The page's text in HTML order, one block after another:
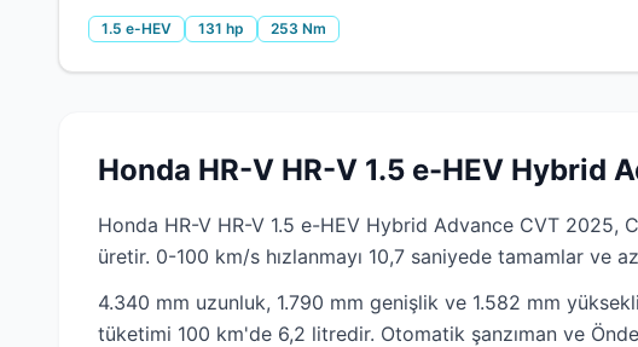
1.5 e-HEV 131 hp 253 Nm
Honda HR-V HR-V 1.5 e-HEV Hybrid
Honda HR-V HR-V 1.5 e-HEV Hybrid Advance CVT 2025,
üretir. 0-100 km/s hızlanmayı 10,7 saniyede tamamlar ve
4.340 mm uzunluk, 1.790 mm genişlik ve 1.582 mm
tüketimi 100 km'de 6,2 litredir. Otomatik şanzıman ve